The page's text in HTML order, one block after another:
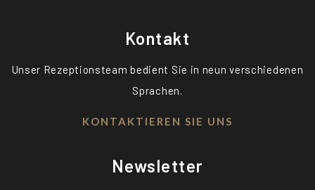
Kontakt
Unser Rezeptionsteam bedient Sie in neun verschiedenen
Sprachen.
KONTAKTIEREN SIE UNS
Newsletter